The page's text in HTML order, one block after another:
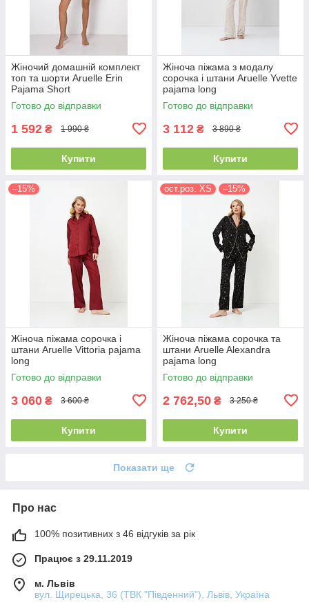
Жіночий домашній комплект
топ та шорти Aruelle Erin
Pajama Short
Готово до відправки
1 592 ₴ 1 990 ₴
Купити
Жіноча піжама з модалу
сорочка і штани Aruelle Yvette
pajama long
Готово до відправки
3 112 ₴ 3 890 ₴
Купити
–15%
Жіноча піжама сорочка і
штани Aruelle Vittoria pajama
long
Готово до відправки
3 060 ₴ 3 600 ₴
Купити
ост.роз. XS –15%
Жіноча піжама сорочка та
штани Aruelle Alexandra
pajama long
Готово до відправки
2 762,50 ₴ 3 250 ₴
Купити
Показати ще
Про нас
100% позитивних з 46 відгуків за рік
Працює з 29.11.2019
м. Львів
вул. Щирецька, 36 (ТВК "Південний"), Львів, Україна